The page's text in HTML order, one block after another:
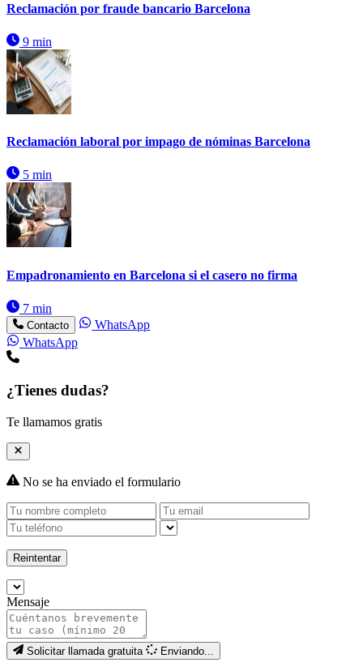
Reclamación por fraude bancario Barcelona
9 min
Reclamación laboral por impago de nóminas Barcelona
5 min
Empadronamiento en Barcelona si el casero no firma
7 min
Contacto
WhatsApp
WhatsApp
¿Tienes dudas?
Te llamamos gratis
No se ha enviado el formulario
Reintentar
Mensaje
Solicitar llamada gratuita Enviando...